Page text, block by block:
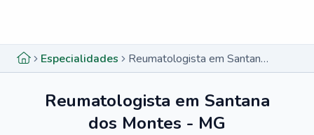
Especialidades Reumatologista em Santana dos Montes - MG
Reumatologista em Santana
dos Montes - MG